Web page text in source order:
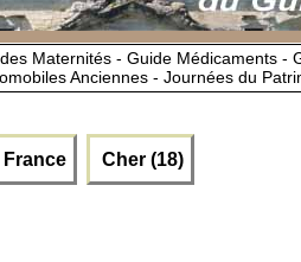
Maternités - Guide Médicaments -
Anciennes - Journées du
France Cher (18)